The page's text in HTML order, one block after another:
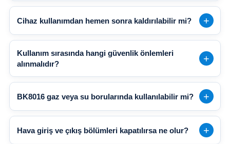
Cihaz kullanımdan hemen sonra kaldırılabilir mi?
Kullanım sırasında hangi güvenlik önlemleri
alınmalıdır?
BK8016 gaz veya su borularında kullanılabilir mi?
Hava giriş ve çıkış bölümleri kapatılırsa ne olur?